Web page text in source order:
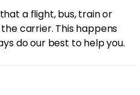
a flight, bus, train or
carrier. This happens
do our best to help you.